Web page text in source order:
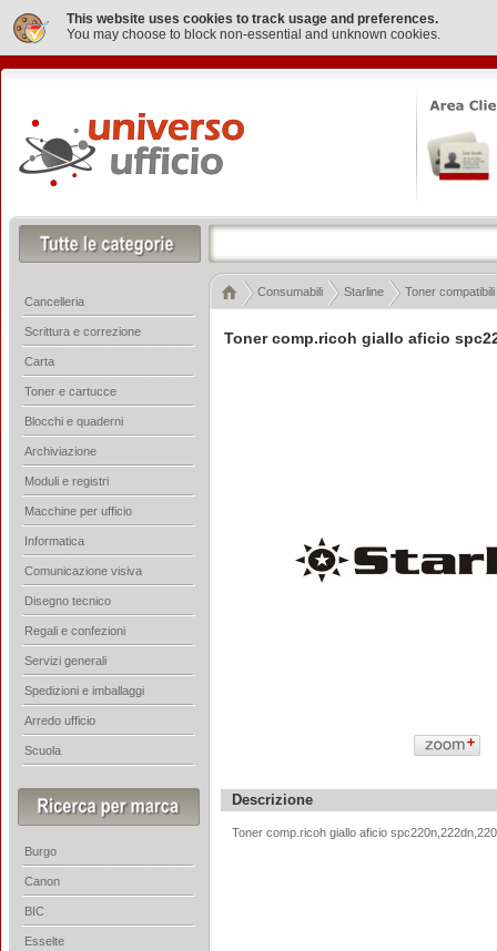
This website uses cookies to track usage and preferences.
You may choose to block non-essential and unknown cookies.
Toner comp.ricoh giallo aficio
Descrizione
Toner comp.ricoh giallo aficio
Consumabili Starline Toner
Cancelleria
Scrittura e correzione
Carta
Toner e cartucce
Blocchi e quaderni
Archiviazione
Moduli e registri
Macchine per ufficio
Informatica
Comunicazione visiva
Disegno tecnico
Regali e confezioni
Servizi generali
Spedizioni e imballaggi
Arredo ufficio
Scuola
Burgo
Canon
BIC
Esselte